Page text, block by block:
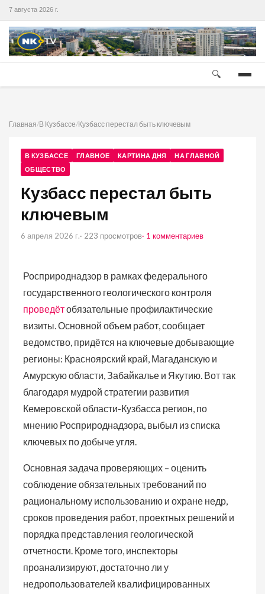
7 августа 2026 г.
🔍
Главная/В Кузбассе/Кузбасс перестал быть ключевым
В КУЗБАССЕ ГЛАВНОЕ КАРТИНА ДНЯ
НА ГЛАВНОЙ
ОБЩЕСТВО
Кузбасс перестал быть
ключевым
6 апреля 2026 г.· 223 просмотров· 1 комментариев
Росприроднадзор в рамках федерального
государственного геологического контроля
проведётобязательные профилактические
визиты. Основной объем работ, сообщает
ведомство, придётся на ключевые добывающие
регионы: Красноярский край, Магаданскую и
Амурскую области, Забайкалье и Якутию. Вот так
благодаря мудрой стратегии развития
Кемеровской области-Кузбасса регион, по
мнению Росприроднадзора, выбыл из списка
ключевых по добыче угля.
Основная задача проверяющих – оценить
соблюдение обязательных требований по
рациональному использованию и охране недр,
сроков проведения работ, проектных решений и
порядка представления геологической
отчетности. Кроме того, инспекторы
проанализируют, достаточно ли у
недропользователей квалифицированных